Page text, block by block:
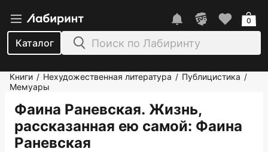
Каталог
0
Книги / Нехудожественная литература / Публицистика /
Мемуары
Фаина Раневская. Жизнь,
рассказанная ею самой: Фаина
Раневская